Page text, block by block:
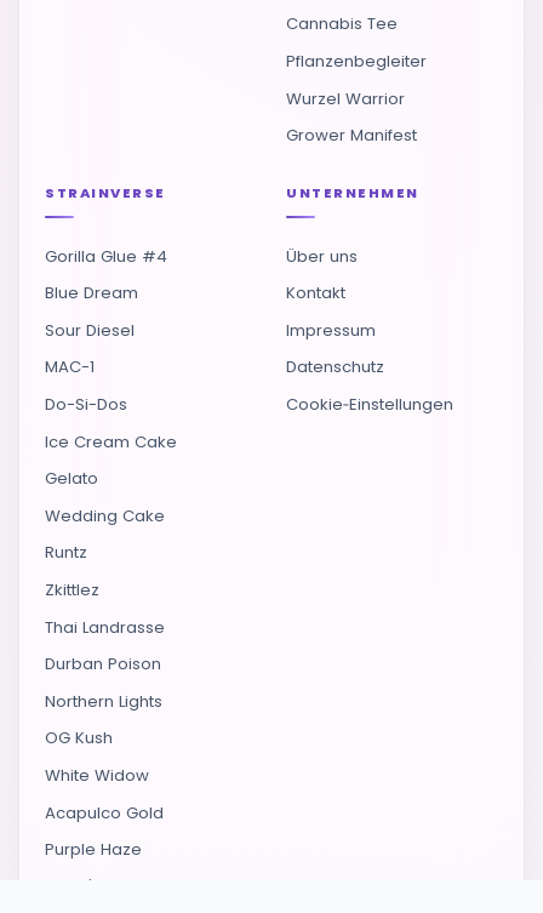
Cannabis Tee
Pflanzenbegleiter
Wurzel Warrior
Grower Manifest
STRAINVERSE
Gorilla Glue #4
Blue Dream
Sour Diesel
MAC-1
Do-Si-Dos
Ice Cream Cake
Gelato
Wedding Cake
Runtz
Zkittlez
Thai Landrasse
Durban Poison
Northern Lights
OG Kush
White Widow
Acapulco Gold
Purple Haze
Lamb's Bread
UNTERNEHMEN
Über uns
Kontakt
Impressum
Datenschutz
Cookie‑Einstellungen